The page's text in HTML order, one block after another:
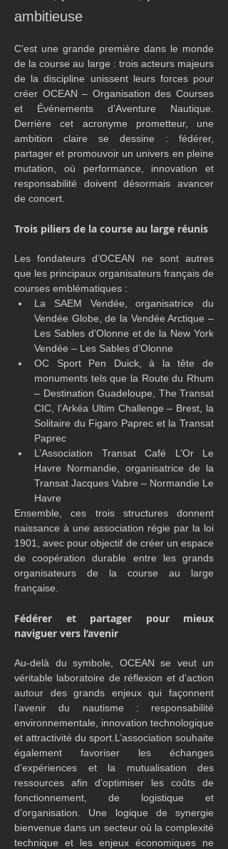
ambitieuse
C’est une grande première dans le monde
de la course au large : trois acteurs majeurs
de la discipline unissent leurs forces pour
créer OCEAN – Organisation des Courses
et Événements d’Aventure Nautique.
Derrière cet acronyme prometteur, une
ambition claire se dessine : fédérer,
partager et promouvoir un univers en pleine
mutation, où performance, innovation et
responsabilité doivent désormais avancer
de concert.
Trois piliers de la course au large réunis
Les fondateurs d’OCEAN ne sont autres
que les principaux organisateurs français de
courses emblématiques :
La SAEM Vendée, organisatrice du
Vendée Globe, de la Vendée Arctique –
Les Sables d’Olonne et de la New York
Vendée – Les Sables d’Olonne
OC Sport Pen Duick, à la tête de
monuments tels que la Route du Rhum
– Destination Guadeloupe, The Transat
CIC, l’Arkéa Ultim Challenge – Brest, la
Solitaire du Figaro Paprec et la Transat
Paprec
L’Association Transat Café L’Or Le
Havre Normandie, organisatrice de la
Transat Jacques Vabre – Normandie Le
Havre
Ensemble, ces trois structures donnent
naissance à une association régie par la loi
1901, avec pour objectif de créer un espace
de coopération durable entre les grands
organisateurs de la course au large
française.
Fédérer et partager pour mieux
naviguer vers l’avenir
Au-delà du symbole, OCEAN se veut un
véritable laboratoire de réflexion et d’action
autour des grands enjeux qui façonnent
l’avenir du nautisme : responsabilité
environnementale, innovation technologique
et attractivité du sport.L’association souhaite
également favoriser les échanges
d’expériences et la mutualisation des
ressources afin d’optimiser les coûts de
fonctionnement, de logistique et
d’organisation. Une logique de synergie
bienvenue dans un secteur où la complexité
technique et les enjeux économiques ne